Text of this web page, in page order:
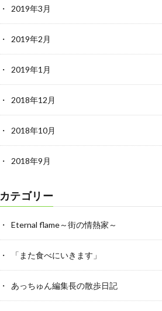
2019年3月
2019年2月
2019年1月
2018年12月
2018年10月
2018年9月
カテゴリー
Eternal flame～街の情熱家～
「また食べにいきます」
あっちゅん編集長の散歩日記